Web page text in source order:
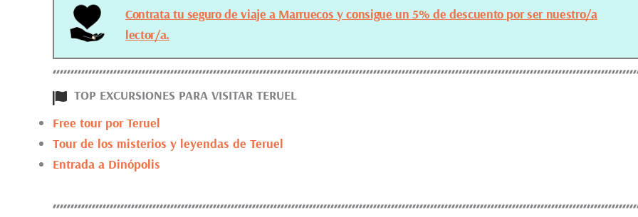
Contrata tu seguro de viaje a Marruecos y consigue un 5% de descuento por ser nuestro/a
lector/a.
TOP EXCURSIONES PARA VISITAR TERUEL
Free tour por Teruel
Tour de los misterios y leyendas de Teruel
Entrada a Dinópolis